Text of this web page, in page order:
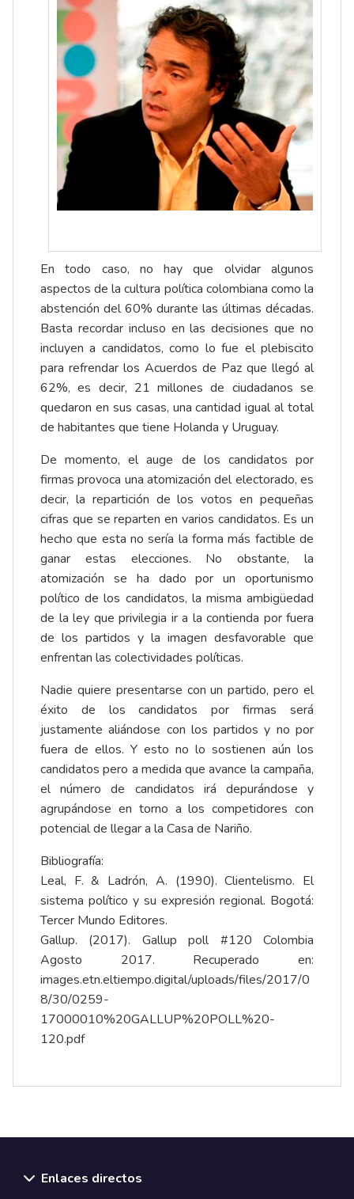
En todo caso, no hay que olvidar algunos
aspectos de la cultura política colombiana como la
abstención del 60% durante las últimas décadas.
Basta recordar incluso en las decisiones que no
incluyen a candidatos, como lo fue el plebiscito
para refrendar los Acuerdos de Paz que llegó al
62%, es decir, 21 millones de ciudadanos se
quedaron en sus casas, una cantidad igual al total
de habitantes que tiene Holanda y Uruguay.
De momento, el auge de los candidatos por
firmas provoca una atomización del electorado, es
decir, la repartición de los votos en pequeñas
cifras que se reparten en varios candidatos. Es un
hecho que esta no sería la forma más factible de
ganar estas elecciones. No obstante, la
atomización se ha dado por un oportunismo
político de los candidatos, la misma ambigüedad
de la ley que privilegia ir a la contienda por fuera
de los partidos y la imagen desfavorable que
enfrentan las colectividades políticas.
Nadie quiere presentarse con un partido, pero el
éxito de los candidatos por firmas será
justamente aliándose con los partidos y no por
fuera de ellos. Y esto no lo sostienen aún los
candidatos pero a medida que avance la campaña,
el número de candidatos irá depurándose y
agrupándose en torno a los competidores con
potencial de llegar a la Casa de Nariño.
Bibliografía:
Leal, F. & Ladrón, A. (1990). Clientelismo. El
sistema político y su expresión regional. Bogotá:
Tercer Mundo Editores.
Gallup. (2017). Gallup poll #120 Colombia
Agosto 2017. Recuperado en:
images.etn.eltiempo.digital/uploads/files/2017/0
8/30/0259-
17000010%20GALLUP%20POLL%20-
120.pdf
Enlaces directos